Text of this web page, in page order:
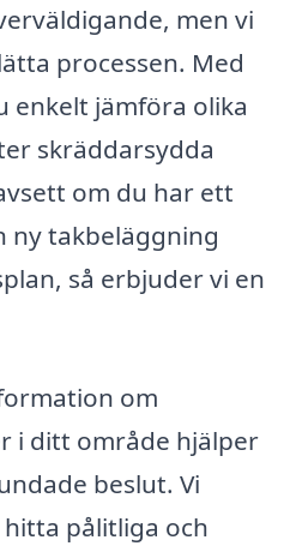
men vi
processen. Med
enkelt jämföra olika
skräddarsydda
om du har ett
ny takbeläggning
så erbjuder vi en
om
i ditt område hjälper
beslut. Vi
pålitliga och